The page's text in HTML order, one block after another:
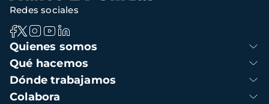
Navegación
principal
Quienes somos
Qué hacemos
Dónde trabajamos
Colabora
Redes sociales